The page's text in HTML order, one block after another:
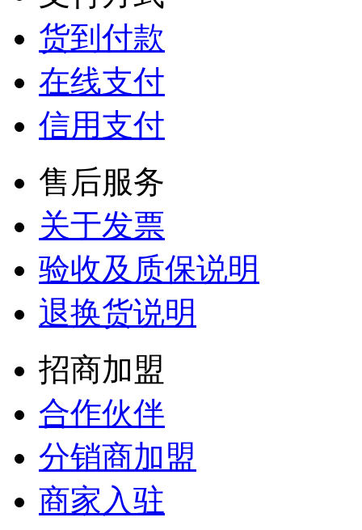
货到付款
在线支付
信用支付
售后服务
关于发票
验收及质保说明
退换货说明
招商加盟
合作伙伴
分销商加盟
商家入驻